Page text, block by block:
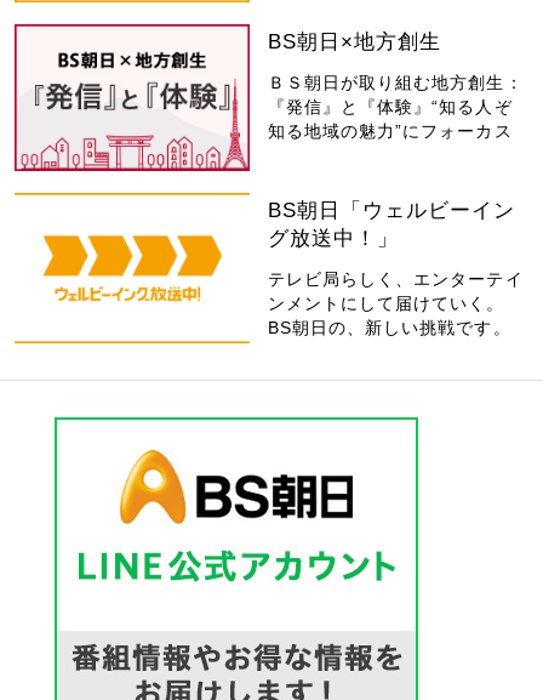
BS朝日×地方創生
ＢＳ朝日が取り組む地方創生：
『発信』と『体験』“知る人ぞ
知る地域の魅力”にフォーカス
BS朝日「ウェルビーイン
グ放送中！」
テレビ局らしく、エンターテイ
ンメントにして届けていく。
BS朝日の、新しい挑戦です。